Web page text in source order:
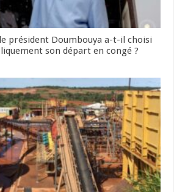
président Doumbouya a-t-il choisi
son départ en congé ?